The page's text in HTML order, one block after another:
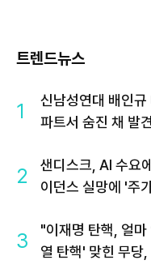
트렌드뉴스
1
신남성연대 배인
파트서 숨진 채 발견
2
샌디스크, AI 수요
이던스 실망에 '주
3
"이재명 탄핵, 얼
열 탄핵' 맞힌 무당